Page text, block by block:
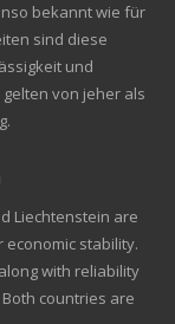
bekannt wie für
sind diese
und
von jeher als
Liechtenstein are
stability.
with reliability
countries are
und Erfahrungen zu
Service AG